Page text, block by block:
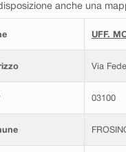
anche una
UFF.
Via
03100